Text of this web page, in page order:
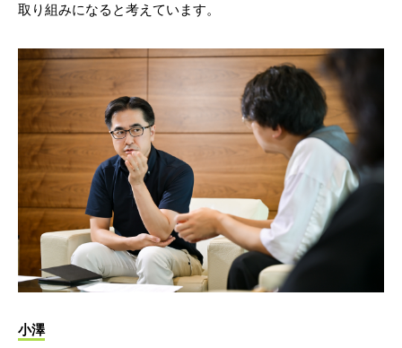
取り組みになると考えています。
小澤